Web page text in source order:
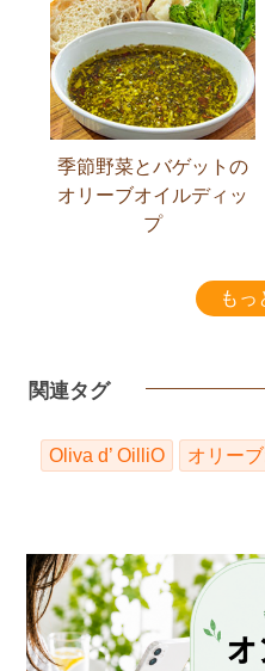
季節野菜とバゲットの
オリーブオイルディッ
プ
もっ
関連タグ
Oliva d’ OilliO オリー